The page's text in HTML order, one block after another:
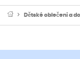
Dětské oblečeni a